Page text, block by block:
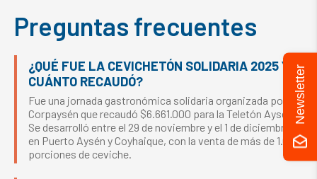
Preguntas frecuentes
¿QUÉ FUE LA CEVICHETÓN SOLIDARIA 2025 Y
CUÁNTO RECAUDÓ?
Fue una jornada gastronómica solidaria organizada por
Corpaysén que recaudó $6.661.000 para la Teletón Aysén.
Se desarrolló entre el 29 de noviembre y el 1 de diciembre
en Puerto Aysén y Coyhaique, con la venta de más de 1.000
porciones de ceviche.
Newsletter